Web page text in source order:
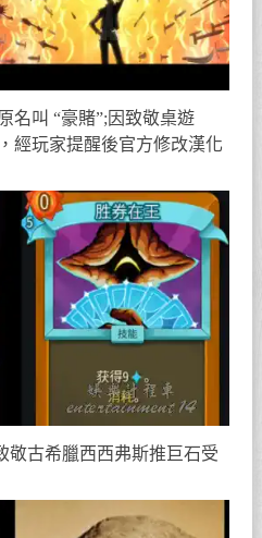
名叫 “豪賭”;因致敬桌遊
經玩家提醒後官方修改漢化
敬古希臘西西弗斯推巨石受